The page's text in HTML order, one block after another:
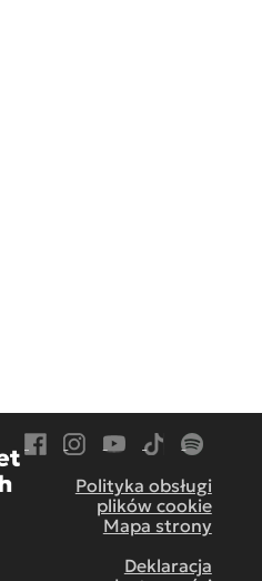
Polityka obsługi
plików cookie
Mapa strony
Deklaracja